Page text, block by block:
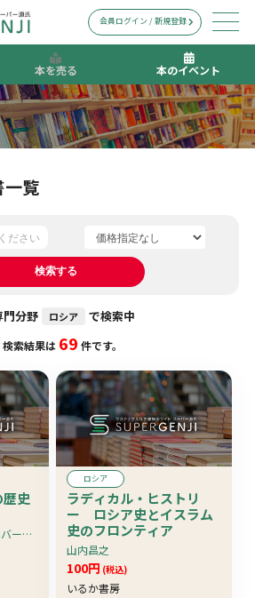
本を売る 本のイベント
会員ログイン / 新規登録
一覧
門分野 ロシア で検索中
検索結果は 69 件です。
史
サイモン・ウオリン＆ロバート・M・スラッサー編 川上芳信訳
ロシア
ラディカル・ヒストリ
ー ロシア史とイスラム
史のフロンティア
山内昌之
100円 (税込)
いるか書房